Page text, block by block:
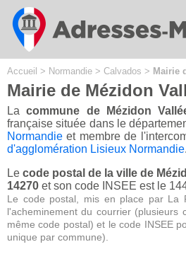
Accueil > Normandie > Calvados > Mairie
Mairie de Mézidon
Lacommune de Mézidon
française située dans le
Normandie et membre de
d'agglomération Lisieux Normandie.
Le code postal de la ville de
14270 et son code INSEE est le
Le code postal, mis en place par La
l'acheminement du courrier (plusieurs
même code postal) et le code INSEE
unique par commune).
Cookies management panel